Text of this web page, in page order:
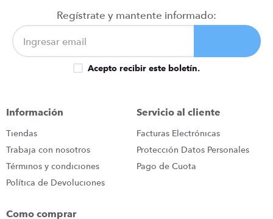
Regístrate y mantente informado:
Acepto recibir este boletín.
Información
Tiendas
Trabaja con nosotros
Términos y condiciones
Política de Devoluciones
Servicio al cliente
Facturas Electrónicas
Protección Datos Personales
Pago de Cuota
Como comprar